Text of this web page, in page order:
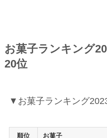
お菓子ランキング
20位
▼お菓子ランキング
順位 お菓子